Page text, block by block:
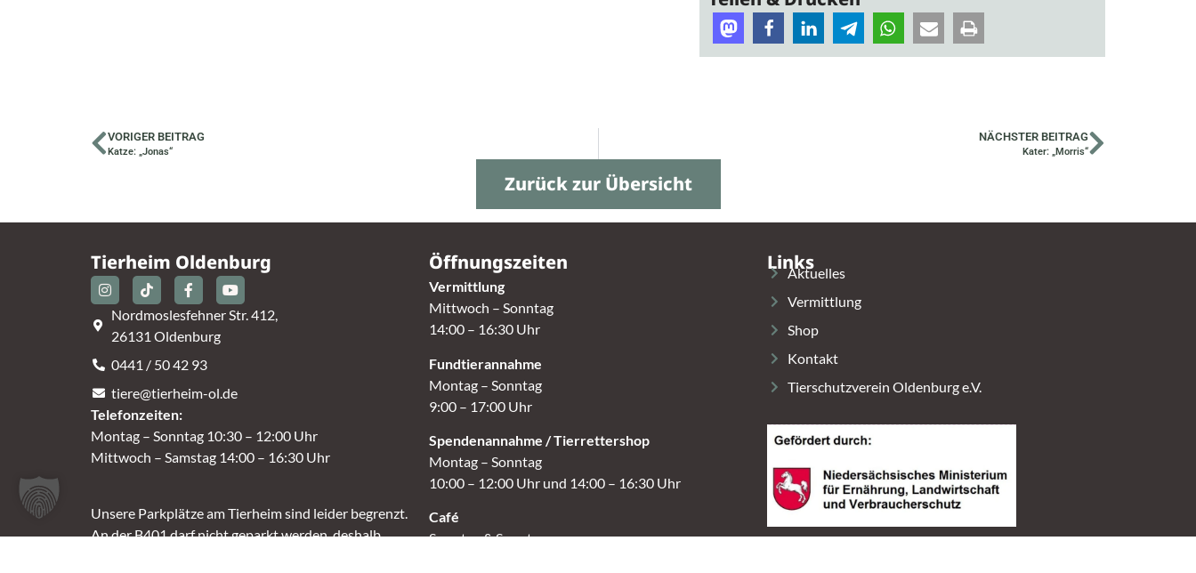
VORIGER BEITRAG
Katze: „Jonas“
NÄCHSTER BEITRAG
Kater: „Morris“
Zurück zur Übersicht
Tierheim Oldenburg
Nordmoslesfehner Str. 412,
26131 Oldenburg
0441 / 50 42 93
tiere@tierheim-ol.de
Telefonzeiten:
Montag – Sonntag 10:30 – 12:00 Uhr
Mittwoch – Samstag 14:00 – 16:30 Uhr
Unsere Parkplätze am Tierheim sind leider begrenzt.
An der B401 darf nicht geparkt werden, deshalb
Öffnungszeiten
Vermittlung
Mittwoch – Sonntag
14:00 – 16:30 Uhr
Fundtierannahme
Montag – Sonntag
9:00 – 17:00 Uhr
Spendenannahme / Tierrettershop
Montag – Sonntag
10:00 – 12:00 Uhr und 14:00 – 16:30 Uhr
Café
Samstag & Sonntag
Links
Aktuelles
Vermittlung
Shop
Kontakt
Tierschutzverein Oldenburg e.V.